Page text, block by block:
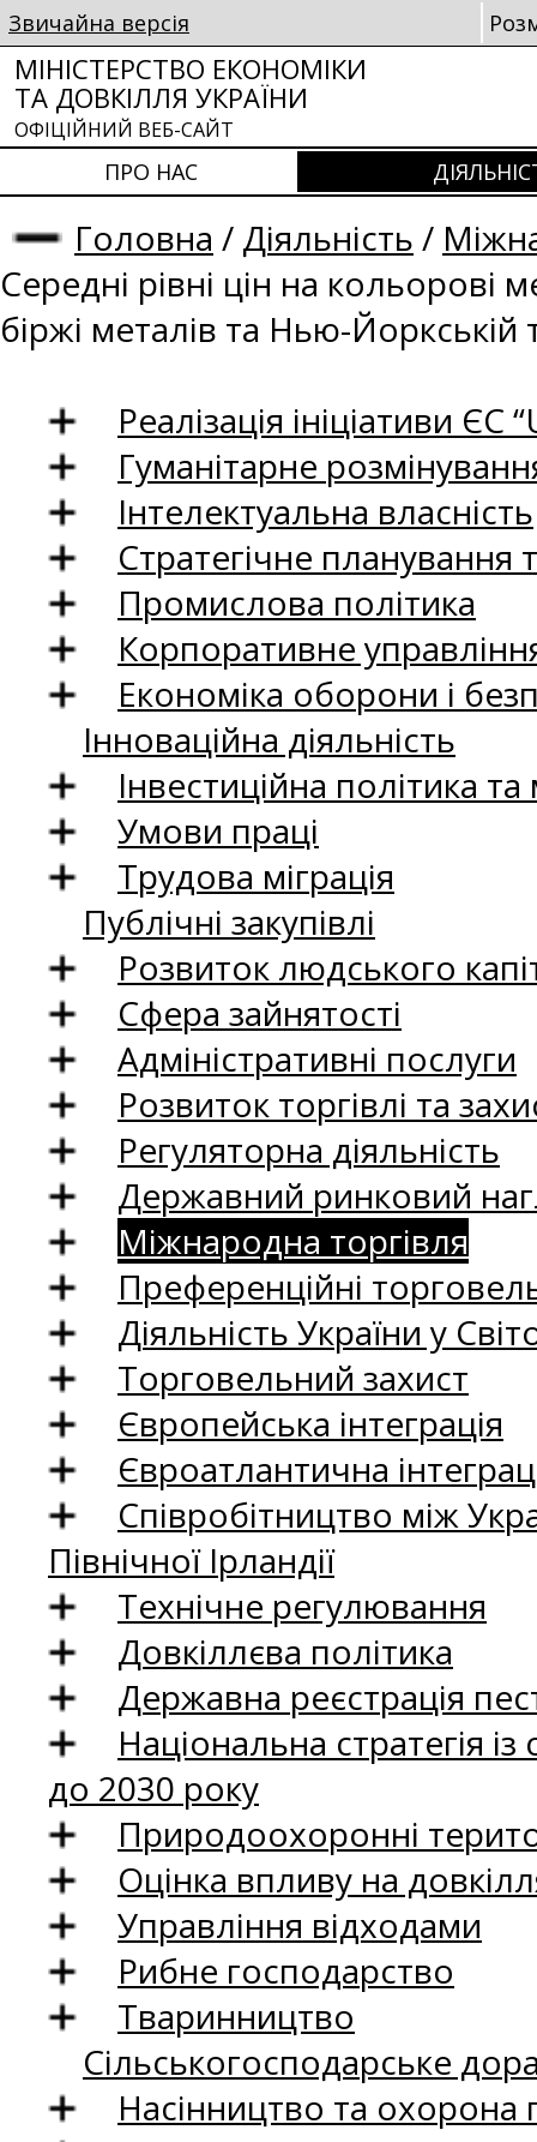
Звичайна версія
МІНІСТЕРСТВО ЕКОНОМІКИ
ТА ДОВКІЛЛЯ УКРАЇНИ
ОФІЦІЙНИЙ ВЕБ-САЙТ
ПРО НАС
Головна / Діяльність /
Середні рівні цін на кольорові
біржі металів та Нью-Йоркській
Реалізація ініціативи ЄС
Гуманітарне
Інтелектуальна власність
Стратегічне
Промислова політика
Корпоративне
Економіка оборони і
Інноваційна діяльність
Інвестиційна політика
Умови праці
Трудова міграція
Публічні закупівлі
Розвиток людського
Сфера зайнятості
Адміністративні послуги
Розвиток торгівлі та
Регуляторна діяльність
Державний ринковий
Міжнародна торгівля
Преференційні
Діяльність України у
Торговельний захист
Європейська інтеграція
Євроатлантична
Співробітництво між
Північної Ірландії
Технічне регулювання
Довкіллєва політика
Державна реєстрація
Національна стратегія
до 2030 року
Природоохоронні
Оцінка впливу на
Управління відходами
Рибне господарство
Тваринництво
Сільськогосподарське
Насінництво та